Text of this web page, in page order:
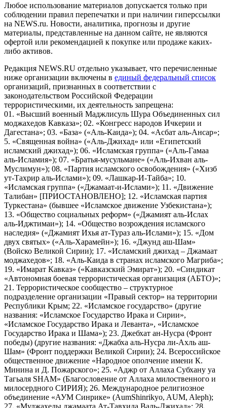
Любое использование материалов допускается только при
соблюдении правил перепечатки и при наличии гиперссылки
на NEWS.ru. Новости, аналитика, прогнозы и другие
материалы, представленные на данном сайте, не являются
офертой или рекомендацией к покупке или продаже каких-
либо активов.
Редакция NEWS.RU отдельно указывает, что перечисленные
ниже организации включены в единый федеральный список
организаций, признанных в соответствии с
законодательством Российской Федерации
террористическими, их деятельность запрещена:
01. «Высший военный Маджлисуль Шура Объединенных сил
моджахедов Кавказа»; 02. «Конгресс народов Ичкерии и
Дагестана»; 03. «База» («Аль-Каида»); 04. «Асбат аль-Ансар»;
5. «Священная война» («Аль-Джихад» или «Египетский
исламский джихад»); 06. «Исламская группа» («Аль-Гамаа
аль-Исламия»); 07. «Братья-мусульмане» («Аль-Ихван аль-
Муслимун»); 08. «Партия исламского освобождения» («Хизб
ут-Тахрир аль-Ислами»); 09. «Лашкар-И-Тайба»; 10.
«Исламская группа» («Джамаат-и-Ислами»); 11. «Движение
Талибан» [ПРИОСТАНОВЛЕНО]; 12. «Исламская партия
Туркестана» (бывшее «Исламское движение Узбекистана»);
13. «Общество социальных реформ» («Джамият аль-Ислах
аль-Иджтимаи»); 14. «Общество возрождения исламского
наследия» («Джамият Ихья ат-Тураз аль-Ислами»); 15. «Дом
двух святых» («Аль-Харамейн»); 16. «Джунд аш-Шам»
(Войско Великой Сирии); 17. «Исламский джихад – Джамаат
моджахедов»; 18. «Аль-Каида в странах исламского Магриба»;
19. «Имарат Кавказ» («Кавказский Эмират»); 20. «Синдикат
«Автономная боевая террористическая организация (АБТО)»;
21. Террористическое сообщество – структурное
подразделение организации «Правый сектор» на территории
Республики Крым; 22. «Исламское государство» (другие
названия: «Исламское Государство Ирака и Сирии»,
«Исламское Государство Ирака и Леванта», «Исламское
Государство Ирака и Шама»); 23. Джебхат ан-Нусра (Фронт
победы) (другие названия: «Джабха аль-Нусра ли-Ахль аш-
Шам» (Фронт поддержки Великой Сирии); 24. Всероссийское
общественное движение «Народное ополчение имени К.
Минина и Д. Пожарского»; 25. «Аджр от Аллаха Субхану уа
Тагьаля SHAM» (Благословение от Аллаха милоственного и
милосердного СИРИЯ); 26. Международное религиозное
объединение «АУМ Синрике» (AumShinrikyo, AUM, Aleph);
27. «Муджахеды джамаата Ат-Тавхида Валь-Джихад»; 28.